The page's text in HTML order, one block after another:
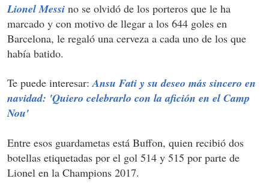
Lionel Messi no se olvidó de los porteros que le ha
marcado y con motivo de llegar a los 644 goles en
Barcelona, le regaló una cerveza a cada uno de los que
había batido.
Te puede interesar: Ansu Fati y su deseo más sincero en
navidad: 'Quiero celebrarlo con la afición en el Camp
Nou'
Entre esos guardametas está Buffon, quien recibió dos
botellas etiquetadas por el gol 514 y 515 por parte de
Lionel en la Champions 2017.